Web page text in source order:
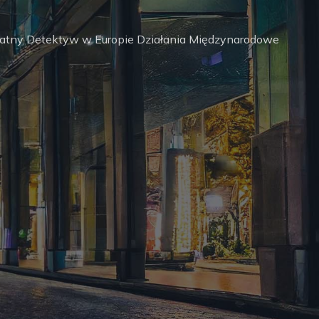
Detektyw w Europie Działania Międzynarodowe